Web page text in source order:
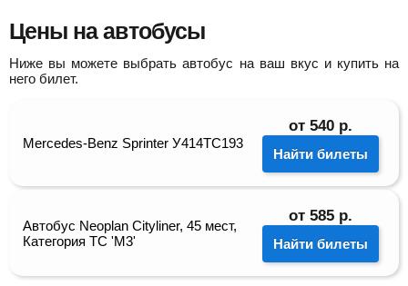
Цены на автобусы
Ниже вы можете выбрать автобус на ваш вкус и купить на
него билет.
Mercedes-Benz Sprinter У414ТС193
от 540 р.
Найти билеты
Автобус Neoplan Cityliner, 45 мест,
Категория ТС 'М3'
от 585 р.
Найти билеты